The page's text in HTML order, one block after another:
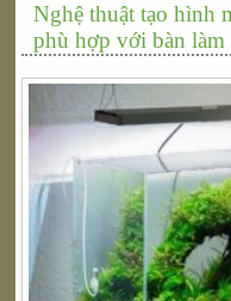
Nghệ thuật tạo hình
phù hợp với bàn làm